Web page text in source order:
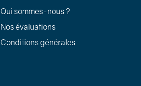
Qui sommes-nous ?
Nos évaluations
Conditions générales